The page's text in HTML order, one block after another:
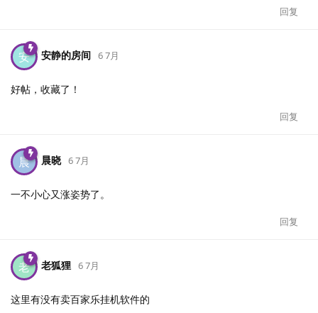
回复
安 安静的房间 6 7月
好帖，收藏了！
回复
晨 晨晓 6 7月
一不小心又涨姿势了。
回复
老 老狐狸 6 7月
这里有没有卖百家乐挂机软件的